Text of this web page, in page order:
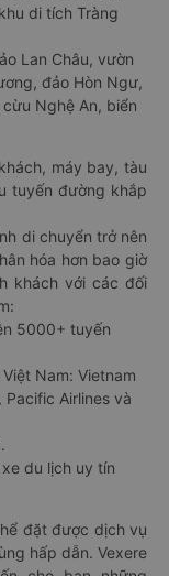
di tích Tràng
Lan Châu, vườn
đảo Hòn Ngư,
Nghệ An, biển
máy bay, tàu
tuyến đường khắp
di chuyển trở nên
hóa hơn bao giờ
khách với các đối
5000+ tuyến
Nam: Vietnam
Pacific Airlines và
du lịch uy tín
đặt được dịch vụ
hấp dẫn. Vexere